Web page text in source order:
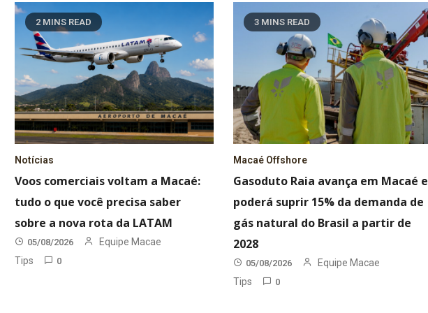
2 MINS READ
Notícias
Voos comerciais voltam a Macaé:
tudo o que você precisa saber
sobre a nova rota da LATAM
05/08/2026
Equipe Macae
Tips
0
3 MINS READ
Macaé Offshore
Gasoduto Raia avança em Macaé e
poderá suprir 15% da demanda de
gás natural do Brasil a partir de
2028
05/08/2026
Equipe Macae
Tips
0